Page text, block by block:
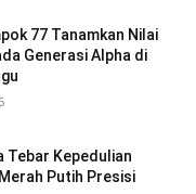
77 Tanamkan Nilai
Generasi Alpha di
Tebar Kepedulian
Putih Presisi